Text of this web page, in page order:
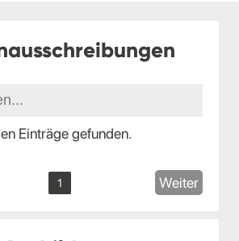
Einträge gefunden.
1 Weiter